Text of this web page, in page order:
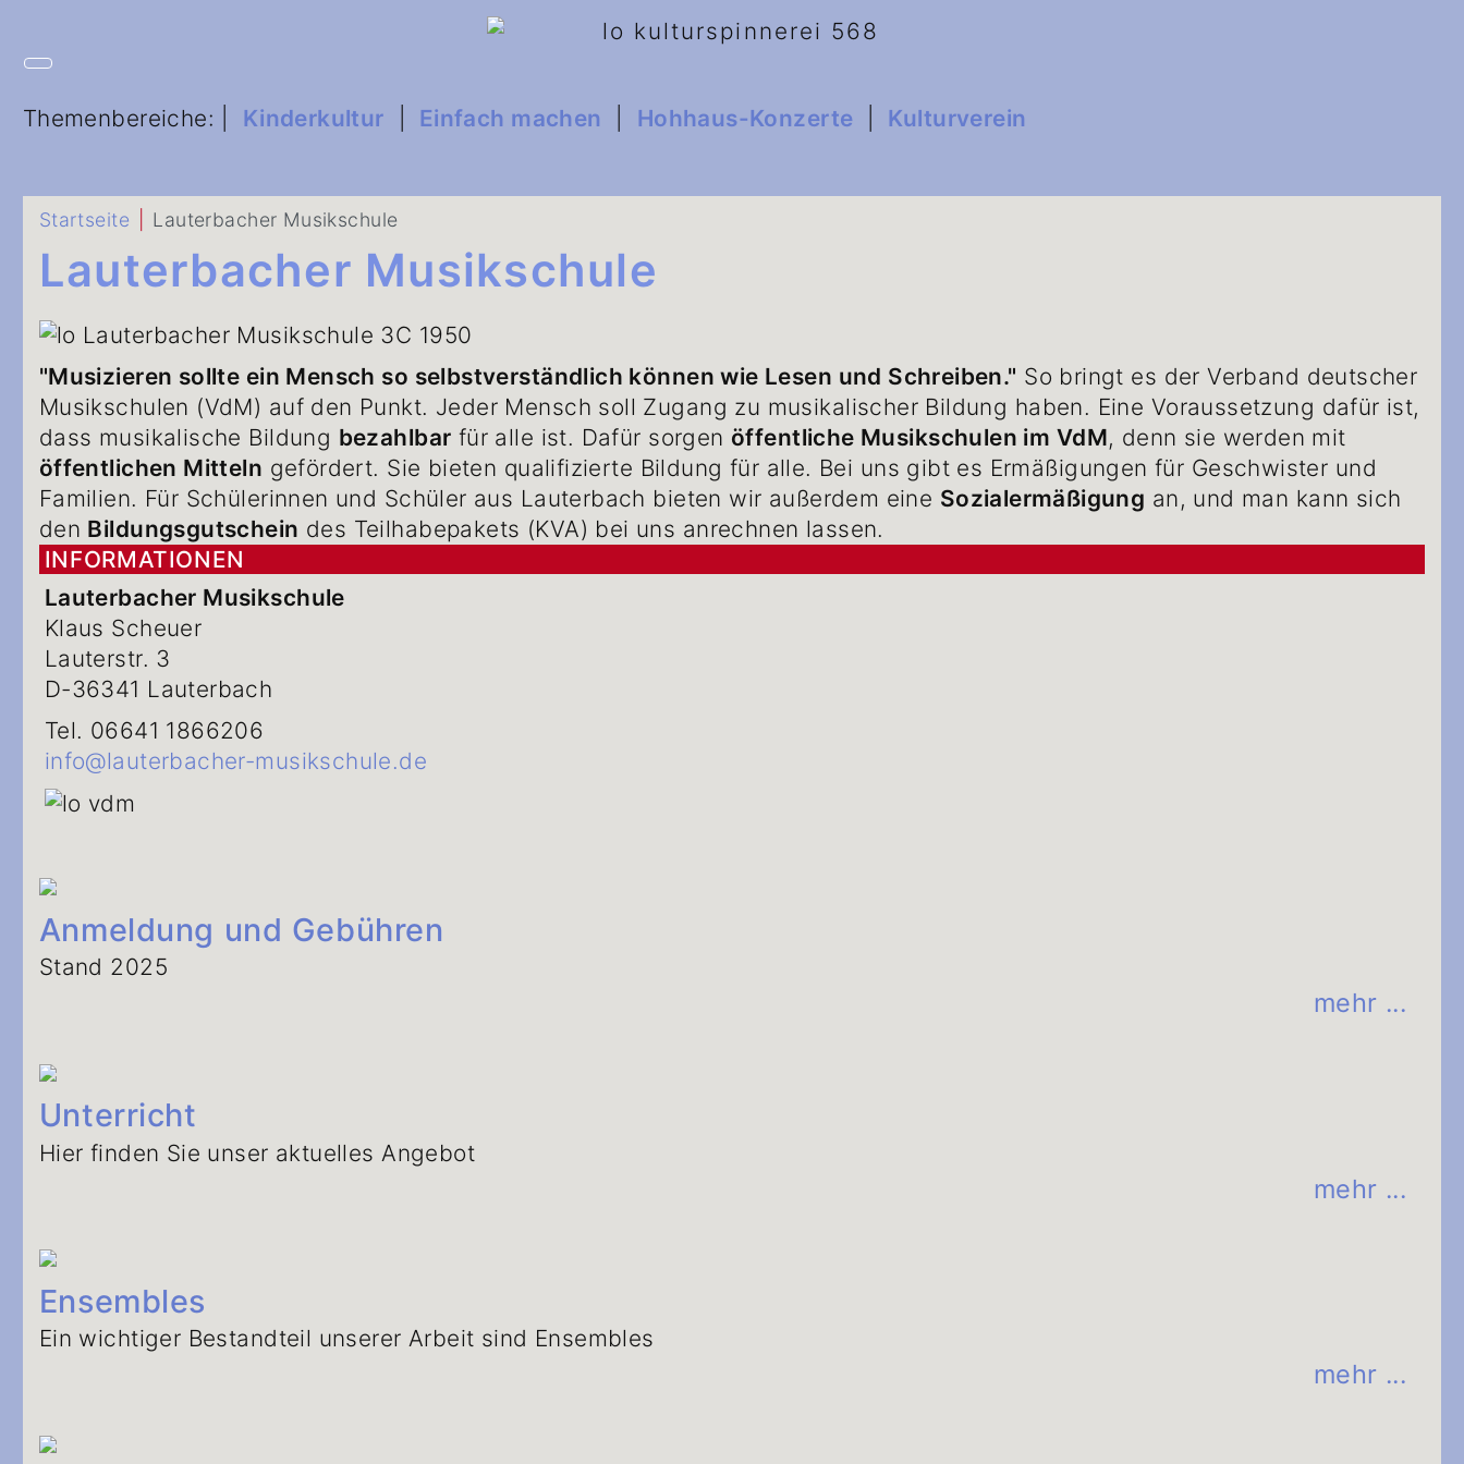
Themenbereiche: | Kinderkultur Einfach machen Hohhaus-Konzerte Kulturverein
Startseite Lauterbacher Musikschule
Lauterbacher Musikschule
"Musizieren sollte ein Mensch so selbstverständlich können wie Lesen und Schreiben." So bringt es der Verband deutscher
Musikschulen (VdM) auf den Punkt. Jeder Mensch soll Zugang zu musikalischer Bildung haben. Eine Voraussetzung dafür ist,
dass musikalische Bildung bezahlbar für alle ist. Dafür sorgen öffentliche Musikschulen im VdM, denn sie werden mit
öffentlichen Mitteln gefördert. Sie bieten qualifizierte Bildung für alle. Bei uns gibt es Ermäßigungen für Geschwister und
Familien. Für Schülerinnen und Schüler aus Lauterbach bieten wir außerdem eine Sozialermäßigung an, und man kann sich
den Bildungsgutschein des Teilhabepakets (KVA) bei uns anrechnen lassen.
INFORMATIONEN
Lauterbacher Musikschule
Klaus Scheuer
Lauterstr. 3
D-36341 Lauterbach
Tel. 06641 1866206
info@lauterbacher-musikschule.de
Anmeldung und Gebühren
Stand 2025
mehr ...
Unterricht
Hier finden Sie unser aktuelles Angebot
mehr ...
Ensembles
Ein wichtiger Bestandteil unserer Arbeit sind Ensembles
mehr ...